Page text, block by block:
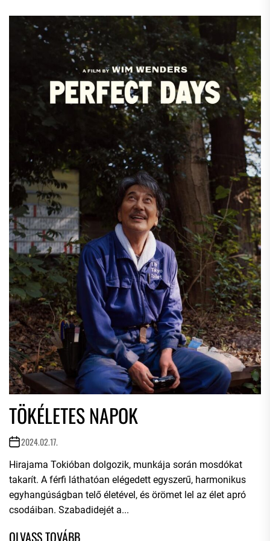
TÖKÉLETES NAPOK
2024.02.17.
Hirajama Tokióban dolgozik, munkája során mosdókat
takarít. A férfi láthatóan elégedett egyszerű, harmonikus
egyhangúságban telő életével, és örömet lel az élet apró
csodáiban. Szabadidejét a...